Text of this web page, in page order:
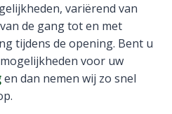
variërend van
de gang tot en met
tijdens de opening. Bent u
voor uw
en dan nemen wij zo snel